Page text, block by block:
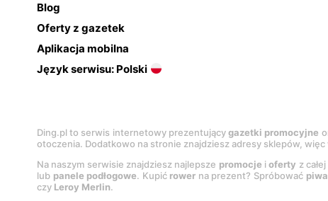
Blog
Oferty z gazetek
Aplikacja mobilna
Język serwisu: Polski
Ding.pl to serwis internetowy prezentującygazetki promocyjne
otoczenia. Dodatkowo na stronie znajdziesz adresy sklepów,
Na naszym serwisie znajdziesz najlepsze promocje ioferty z
lub panele podłogowe. Kupić rower na prezent? Spróbować piwa
czy Leroy Merlin.